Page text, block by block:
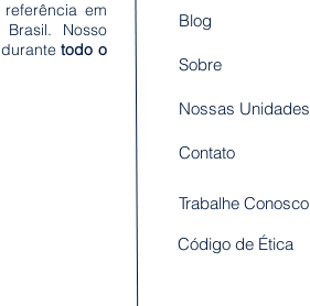
em
Nosso
todo o
Blog
Sobre
Nossas Unidades
Contato
Trabalhe Conosco
Código de Ética